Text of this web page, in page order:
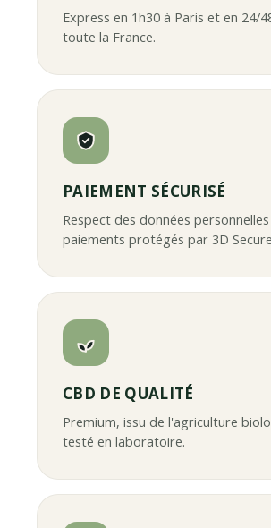
Express en 1h30 à Paris et en 24/
toute la France.
PAIEMENT SÉCURISÉ
Respect des données
paiements protégés par 3D
CBD DE QUALITÉ
Premium, issu de l'agriculture
testé en laboratoire.